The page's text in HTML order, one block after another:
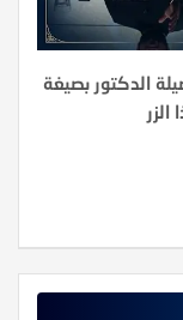
الدكتور بصيغة